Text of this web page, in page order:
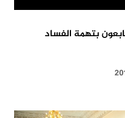
بتهمة الفساد